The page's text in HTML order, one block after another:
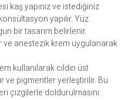
kaş yapınız ve istediğiniz
yapılır. Yüz
bir tasarım belirlenir.
ve anestezik krem uygulanarak
kullanılarak cildin üst
ve pigmentler yerleştirilir. Bu
çizgilerle doldurulmasını